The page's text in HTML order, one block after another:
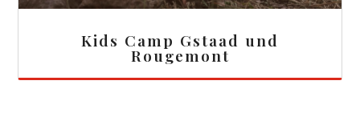
Kids Camp Gstaad und
Rougemont